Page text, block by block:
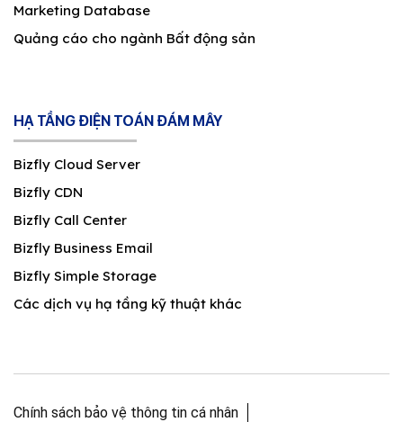
Marketing Database
Quảng cáo cho ngành Bất động sản
HẠ TẦNG ĐIỆN TOÁN ĐÁM MÂY
Bizfly Cloud Server
Bizfly CDN
Bizfly Call Center
Bizfly Business Email
Bizfly Simple Storage
Các dịch vụ hạ tầng kỹ thuật khác
Chính sách bảo vệ thông tin cá nhân